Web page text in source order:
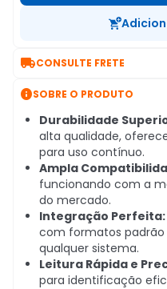
CONSULTE FRETE
SOBRE O PRODUTO
Durabilidade
alta qualidade,
para uso contínuo.
Ampla
funcionando com a
do mercado.
Integração Perfeita:
com formatos
qualquer sistema.
Leitura Rápida e
para identificação